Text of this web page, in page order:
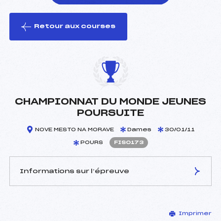
le ski
Retour aux courses
CHAMPIONNAT DU MONDE JEUNES
POURSUITE
NOVE MESTO NA MORAVE Dames 30/01/11
POURS FIS0173
Informations sur l’épreuve
–
Imprimer